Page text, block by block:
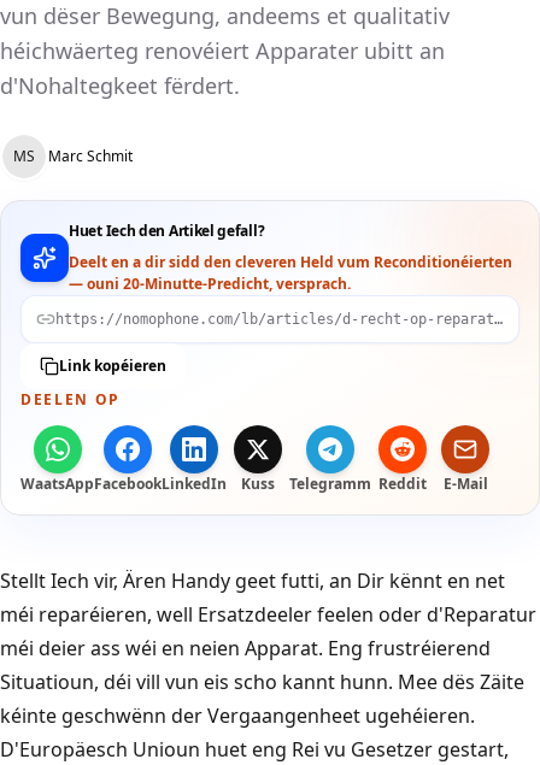
vun dëser Bewegung, andeems et qualitativ
héichwäerteg renovéiert Apparater ubitt an
d'Nohaltegkeet fërdert.
MS Marc Schmit
Huet Iech den Artikel gefall?
Deelt en a dir sidd den cleveren Held vum Reconditionéierten
— ouni 20-Minutte-Predicht, versprach.
https://nomophone.com/lb/articles/d-recht-op-reparatur-wei-nei-eu-gesetzer-d-elektronikwelt-zu-letzebuerg-revolutioneieren
Link kopéieren
DEELEN OP
WaatsAppFacebookLinkedIn Kuss Telegramm Reddit E-Mail
Stellt Iech vir, Ären Handy geet futti, an Dir kënnt en net
méi reparéieren, well Ersatzdeeler feelen oder d'Reparatur
méi deier ass wéi en neien Apparat. Eng frustréierend
Situatioun, déi vill vun eis scho kannt hunn. Mee dës Zäite
kéinte geschwënn der Vergaangenheet ugehéieren.
D'Europäesch Unioun huet eng Rei vu Gesetzer gestart,